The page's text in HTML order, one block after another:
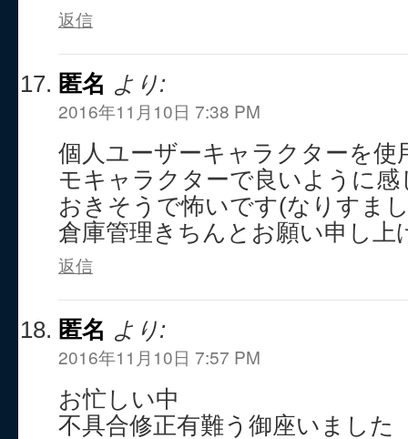
返信
匿名 より:
2016年11月10日 7:38 PM
個人ユーザーキャラクターを
モキャラクターで良いように
おきそうで怖いです(なりすま
倉庫管理きちんとお願い申し上
返信
匿名 より:
2016年11月10日 7:57 PM
お忙しい中
不具合修正有難う御座いました